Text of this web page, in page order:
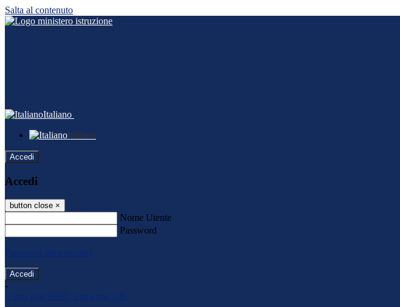
Salta al contenuto
Italiano
Italiano
Accedi
Accedi
button close ×
Nome Utente
Password
Password dimenticata?
-
Entra con SPID
Entra con CIE